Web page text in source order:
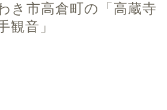
き市高倉町の「高蔵寺
観音」